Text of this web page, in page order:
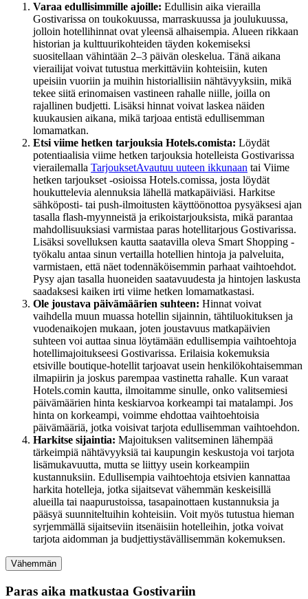
Varaa edullisimmille ajoille: Edullisin aika vierailla
Gostivarissa on toukokuussa, marraskuussa ja joulukuussa,
jolloin hotellihinnat ovat yleensä alhaisempia. Alueen rikkaan
historian ja kulttuurikohteiden täyden kokemiseksi
suositellaan vähintään 2–3 päivän oleskelua. Tänä aikana
vierailijat voivat tutustua merkittäviin kohteisiin, kuten
upeisiin vuoriin ja muihin historiallisiin nähtävyyksiin, mikä
tekee siitä erinomaisen vastineen rahalle niille, joilla on
rajallinen budjetti. Lisäksi hinnat voivat laskea näiden
kuukausien aikana, mikä tarjoaa entistä edullisemman
lomamatkan.
Etsi viime hetken tarjouksia Hotels.comista: Löydät
potentiaalisia viime hetken tarjouksia hotelleista Gostivarissa
vierailemalla TarjouksetAvautuu uuteen ikkunaan tai Viime
hetken tarjoukset -osioissa Hotels.comissa, josta löydät
houkuttelevia alennuksia lähellä matkapäiviäsi. Harkitse
sähköposti- tai push-ilmoitusten käyttöönottoa pysyäksesi ajan
tasalla flash-myynneistä ja erikoistarjouksista, mikä parantaa
mahdollisuuksiasi varmistaa paras hotellitarjous Gostivarissa.
Lisäksi sovelluksen kautta saatavilla oleva Smart Shopping -
työkalu antaa sinun vertailla hotellien hintoja ja palveluita,
varmistaen, että näet todennäköisemmin parhaat vaihtoehdot.
Pysy ajan tasalla huoneiden saatavuudesta ja hintojen laskusta
saadaksesi kaiken irti viime hetken lomamatkastasi.
Ole joustava päivämäärien suhteen: Hinnat voivat
vaihdella muun muassa hotellin sijainnin, tähtiluokituksen ja
vuodenaikojen mukaan, joten joustavuus matkapäivien
suhteen voi auttaa sinua löytämään edullisempia vaihtoehtoja
hotellimajoitukseesi Gostivarissa. Erilaisia kokemuksia
etsiville boutique-hotellit tarjoavat usein henkilökohtaisemman
ilmapiirin ja joskus parempaa vastinetta rahalle. Kun varaat
Hotels.comin kautta, ilmoitamme sinulle, onko valitsemiesi
päivämäärien hinta keskiarvoa korkeampi tai matalampi. Jos
hinta on korkeampi, voimme ehdottaa vaihtoehtoisia
päivämääriä, jotka voisivat tarjota edullisemman vaihtoehdon.
Harkitse sijaintia: Majoituksen valitseminen lähempää
tärkeimpiä nähtävyyksiä tai kaupungin keskustoja voi tarjota
lisämukavuutta, mutta se liittyy usein korkeampiin
kustannuksiin. Edullisempia vaihtoehtoja etsivien kannattaa
harkita hotelleja, jotka sijaitsevat vähemmän keskeisillä
alueilla tai naapurustoissa, tasapainottaen kustannuksia ja
pääsyä suunniteltuihin kohteisiin. Voit myös tutustua hieman
syrjemmällä sijaitseviin itsenäisiin hotelleihin, jotka voivat
tarjota aidomman ja budjettiystävällisemmän kokemuksen.
Vähemmän
Paras aika matkustaa Gostivariin